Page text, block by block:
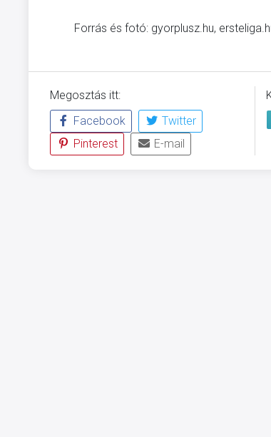
Forrás és fotó: gyorplusz.hu,
Megosztás itt:
Facebook
Twitter
Pinterest
E-mail